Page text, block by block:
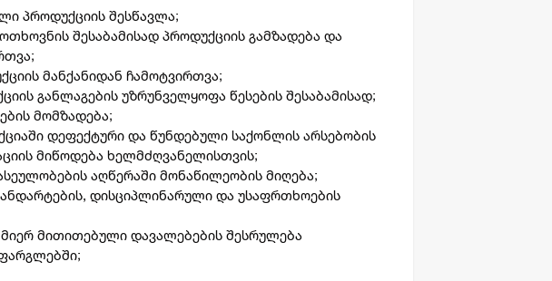
პროდუქციის შესწავლა;
შესაბამისად პროდუქციის გამზადება და
მანქანიდან ჩამოტვირთვა;
განლაგების უზრუნველყოფა წესების შესაბამისად;
მომზადება;
დეფექტური და წუნდებული საქონლის არსებობის
მიწოდება ხელმძღვანელისთვის;
აღწერაში მონაწილეობის მიღება;
დისციპლინარული და უსაფრთხოების
მითითებული დავალებების შესრულება